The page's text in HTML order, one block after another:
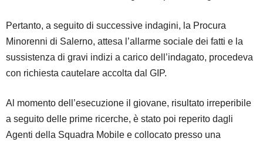
Pertanto, a seguito di successive indagini, la Procura
Minorenni di Salerno, attesa l’allarme sociale dei fatti e la
sussistenza di gravi indizi a carico dell’indagato, procedeva
con richiesta cautelare accolta dal GIP.
Al momento dell’esecuzione il giovane, risultato irreperibile
a seguito delle prime ricerche, è stato poi reperito dagli
Agenti della Squadra Mobile e collocato presso una